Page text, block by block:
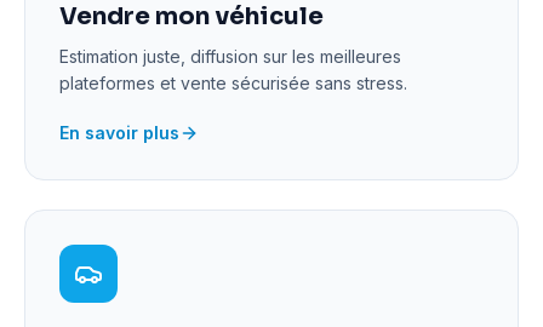
Vendre mon véhicule
Estimation juste, diffusion sur les meilleures
plateformes et vente sécurisée sans stress.
En savoir plus